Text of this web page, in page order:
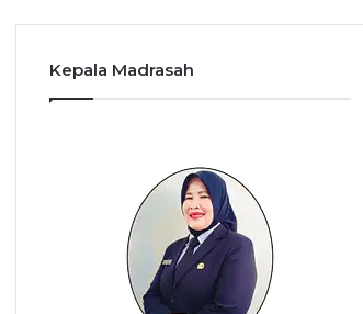
Kepala Madrasah